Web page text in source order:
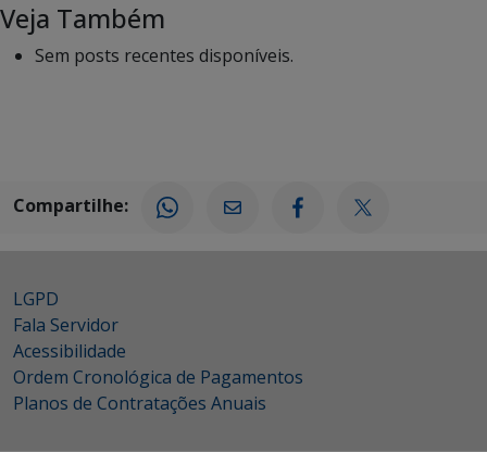
Veja Também
Sem posts recentes disponíveis.
Compartilhe:
LGPD
Fala Servidor
Acessibilidade
Ordem Cronológica de Pagamentos
Planos de Contratações Anuais